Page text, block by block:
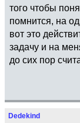
того чтобы
помнится, на
вот это
задачу и на
до сих пор
Dedekind